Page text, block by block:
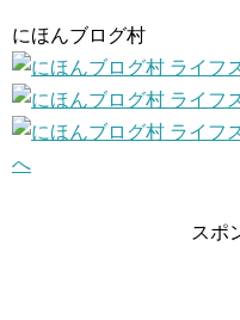
にほんブログ村
スポ